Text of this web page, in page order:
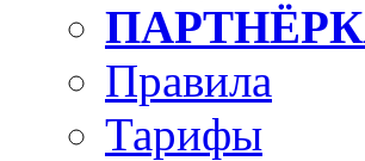
Правила
Тарифы